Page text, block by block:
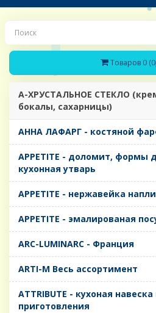
Товаров 0
A-ХРУСТАЛЬНОЕ СТЕКЛО
бокалы, сахарницы)
AHHA ЛАФАРГ - костяной
APPETITE - доломит, формы
кухонная утварь
APPETITE - нержавейка
APPETITE - эмалированая
ARC-LUMINARC - Франция
ARTI-M Весь ассортимент
ATTRIBUTE - кухоная
приготовления